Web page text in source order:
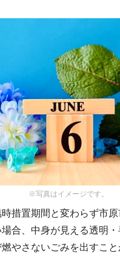
※写真はイメージです。
措置期間と変わらず市
場合、中身が見える透明
やさないごみを出すこ